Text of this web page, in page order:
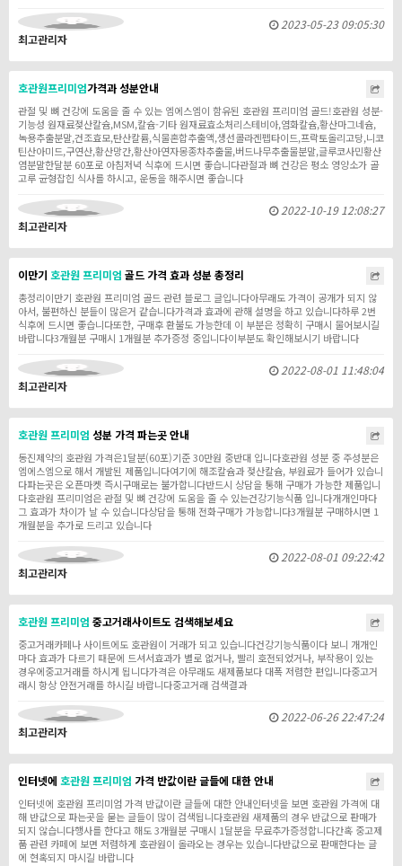
최고관리자
2023-05-23 09:05:30
호관원프리미엄가격과 성분안내
관절 및 뼈 건강에 도움을 줄 수 있는 엠에스엠이 함유된 호관원 프리미엄 골드!호관원 성분 -
기능성 원재료젖산칼슘,MSM,칼슘-기타 원재료효소처리스테비아,염화칼슘,황산마그네슘,
녹용추출분말,건조효모,탄산칼륨,식물혼합추출액,생선콜라겐펩타이드,프락토올리고당,니코
틴산아미드,구연산,황산망간,황산아연자몽종차추출물,버드나무추출물분말,글루코사민황산
염분말한달분 60포로 아침저녁 식후에 드시면 좋습니다관절과 뼈 건강은 평소 영양소가 골
고루 균형잡힌 식사를 하시고, 운동을 해주시면 좋습니다
최고관리자
2022-10-19 12:08:27
이만기 호관원 프리미엄 골드 가격 효과 성분 총정리
총정리이만기 호관원 프리미엄 골드 관련 블로그 글입니다아무래도 가격이 공개가 되지 않
아서, 불편하신 분들이 많은거 같습니다가격과 효과에 관해 설명을 하고 있습니다하루 2번
식후에 드시면 좋습니다또한, 구매후 환불도 가능한데 이 부분은 정확히 구매시 물어보시길
바랍니다3개월분 구매시 1개월분 추가증정 중입니다이부분도 확인해보시기 바랍니다
최고관리자
2022-08-01 11:48:04
호관원 프리미엄 성분 가격 파는곳 안내
동진제약의 호관원 가격은1달분(60포)기준 30만원 중반대 입니다호관원 성분 중 주성분은
엠에스엠으로 해서 개발된 제품입니다여기에 해조칼슘과 젖산칼슘, 부원료가 들어가 있습니
다파는곳은 오픈마켓 즉시구매로는 불가합니다반드시 상담을 통해 구매가 가능한 제품입니
다호관원 프리미엄은 관절 및 뼈 건강에 도움을 줄 수 있는건강기능식품 입니다개개인마다
그 효과가 차이가 날 수 있습니다상담을 통해 전화구매가 가능합니다3개월분 구매하시면 1
개월분을 추가로 드리고 있습니다
최고관리자
2022-08-01 09:22:42
호관원 프리미엄 중고거래사이트도 검색해보세요
중고거래카페나 사이트에도 호관원이 거래가 되고 있습니다건강기능식품이다 보니 개개인
마다 효과가 다르기 때문에 드셔서효과가 별로 없거나, 빨리 호전되었거나, 부작용이 있는
경우에중고거래를 하시게 됩니다가격은 아무래도 새제품보다 대폭 저렴한 편입니다중고거
래시 항상 안전거래를 하시길 바랍니다중고거래 검색결과
최고관리자
2022-06-26 22:47:24
인터넷에 호관원 프리미엄 가격 반값이란 글들에 대한 안내
인터넷에 호관원 프리미엄 가격 반값이란 글들에 대한 안내인터넷을 보면 호관원 가격에 대
해 반값으로 파는곳을 묻는 글들이 많이 검색됩니다호관원 새제품의 경우 반값으로 판매가
되지 않습니다행사를 한다고 해도 3개월분 구매시 1달분을 무료추가증정합니다간혹 중고제
품 관련 카페에 보면 저렴하게 호관원이 올라오는 경우는 있습니다반값으로 판매한다는 글
에 현혹되지 마시길 바랍니다